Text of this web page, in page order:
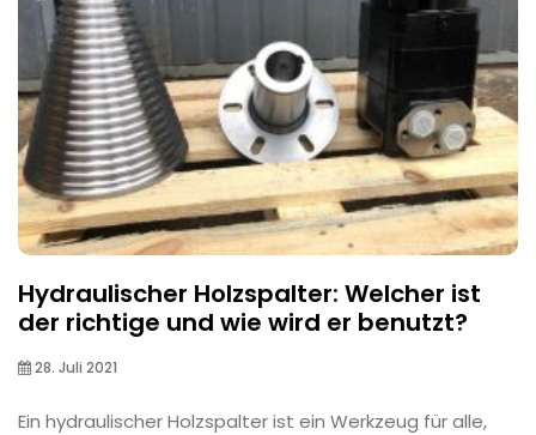
Hydraulischer Holzspalter: Welcher ist
der richtige und wie wird er benutzt?
28. Juli 2021
Ein hydraulischer Holzspalter ist ein Werkzeug für alle,